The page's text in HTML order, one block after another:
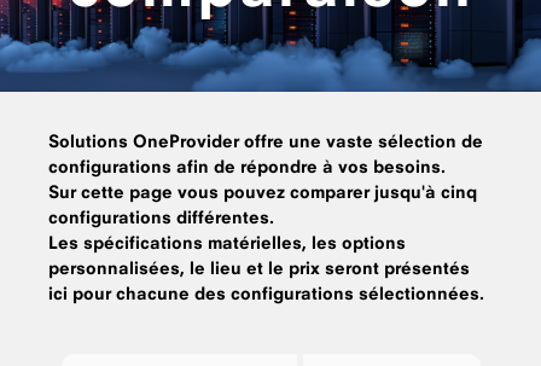
Solutions OneProvider offre une vaste sélection de
configurations afin de répondre à vos besoins.
Sur cette page vous pouvez comparer jusqu'à cinq
configurations différentes.
Les spécifications matérielles, les options
personnalisées, le lieu et le prix seront présentés
ici pour chacune des configurations sélectionnées.